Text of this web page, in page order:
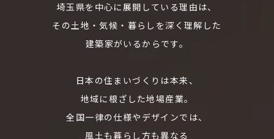
埼玉県を中心に展開している理由は、
その土地・気候・暮らしを深く理解した
建築家がいるからです。
日本の住まいづくりは本来、
地域に根ざした地場産業。
全国一律の仕様やデザインでは、
風土も暮らし方も異なる